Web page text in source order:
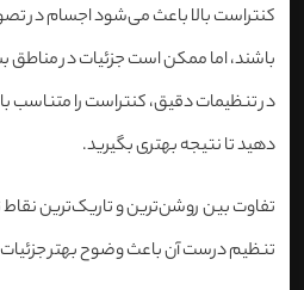
کنتراست بالا باعث می‌شود اجسام در
باشند، اما ممکن است جزئیات در مناطق
در تنظیمات دقیق، کنتراست را متناسب
دهید تا نتیجه بهتری بگیرید.
تفاوت بین روشن‌ترین و تاریک‌ترین
تنظیم درست آن باعث وضوح بهتر